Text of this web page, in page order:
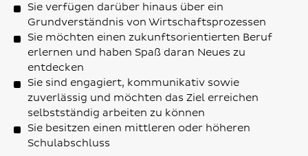
Sie verfügen darüber hinaus über ein
Grundverständnis von Wirtschaftsprozessen
Sie möchten einen zukunftsorientierten Beruf
erlernen und haben Spaß daran Neues zu
entdecken
Sie sind engagiert, kommunikativ sowie
zuverlässig und möchten das Ziel erreichen
selbstständig arbeiten zu können
Sie besitzen einen mittleren oder höheren
Schulabschluss